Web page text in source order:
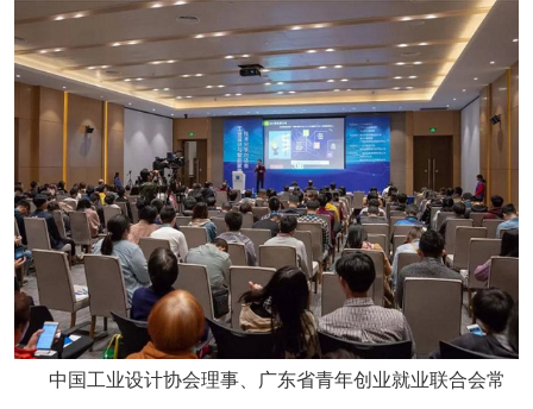
中国工业设计协会理事、广东省青年创业就业联合会常